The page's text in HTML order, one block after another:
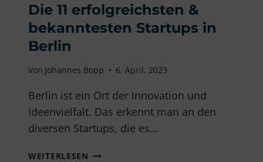
Die 11 erfolgreichsten &
bekanntesten Startups in
Berlin
Von Johannes Bopp 6. April, 2023
Berlin ist ein Ort der Innovation und
Ideenvielfalt. Das erkennt man an den
diversen Startups, die es…
WEITERLESEN DIE